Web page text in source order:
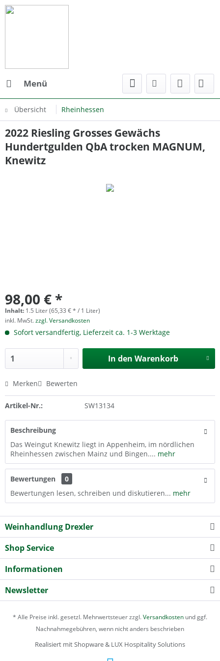
Menü
Übersicht Rheinhessen
2022 Riesling Grosses Gewächs
Hundertgulden QbA trocken MAGNUM,
Knewitz
98,00 € *
Inhalt: 1.5 Liter (65,33 € * / 1 Liter)
inkl. MwSt.zzgl. Versandkosten
Sofort versandfertig, Lieferzeit ca. 1-3 Werktage
In den Warenkorb
Merken Bewerten
Artikel-Nr.: SW13134
Beschreibung
Das Weingut Knewitz liegt in Appenheim, im nördlichen
Rheinhessen zwischen Mainz und Bingen.... mehr
Bewertungen
0
Bewertungen lesen, schreiben und diskutieren... mehr
Weinhandlung Drexler
Shop Service
Informationen
Newsletter
* Alle Preise inkl. gesetzl. Mehrwertsteuer zzgl.Versandkosten und ggf.
Nachnahmegebühren, wenn nicht anders beschrieben
Realisiert mit Shopware & LUX Hospitality Solutions